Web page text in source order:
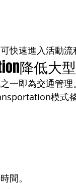
快速進入活動流
降低大
一即為交通管理
模式
間。